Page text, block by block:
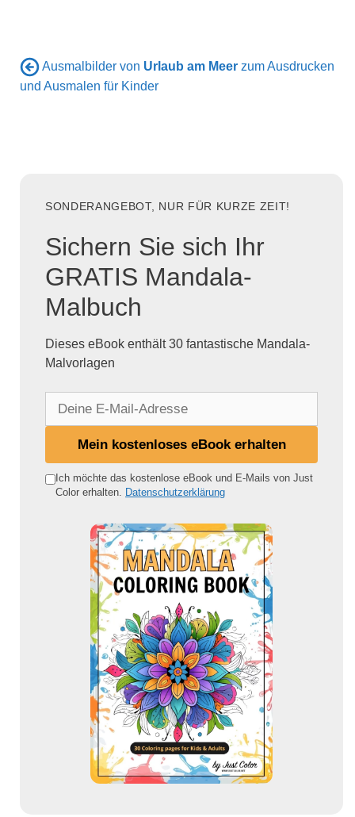
Ausmalbilder von Urlaub am Meer zum Ausdrucken
und Ausmalen für Kinder
SONDERANGEBOT, NUR FÜR KURZE ZEIT!
Sichern Sie sich Ihr
GRATIS Mandala-
Malbuch
Dieses eBook enthält 30 fantastische Mandala-
Malvorlagen
e
Mein kostenloses eBook erhalten
Ich möchte das kostenlose eBook und E-Mails von Just
Color erhalten. Datenschutzerklärung